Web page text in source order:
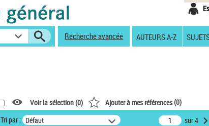
Recherche avancée AUTEURS A-Z
Voir la sélection (0) Ajouter à mes références(0)
Tri par : Défaut sur 4